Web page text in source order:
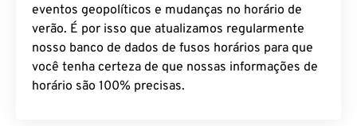
eventos geopolíticos e mudanças no horário de
verão. É por isso que atualizamos regularmente
nosso banco de dados de fusos horários para que
você tenha certeza de que nossas informações de
horário são 100% precisas.